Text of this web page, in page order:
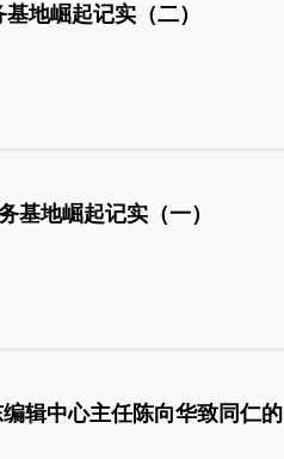
地崛起记实（二）
地崛起记实（一）
辑中心主任陈向华致同仁的